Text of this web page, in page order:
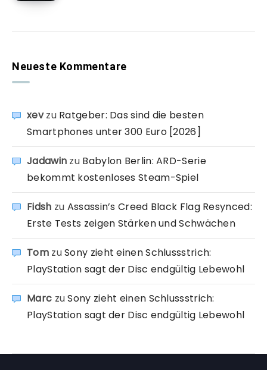
Neueste Kommentare
xevzu Ratgeber: Das sind die besten
Smartphones unter 300 Euro [2026]
Jadawin zu Babylon Berlin: ARD-Serie
bekommt kostenloses Steam-Spiel
Fidsh zu Assassin’s Creed Black Flag Resynced:
Erste Tests zeigen Stärken und Schwächen
TomzuSony zieht einen Schlussstrich:
PlayStation sagt der Disc endgültig Lebewohl
Marc zuSony zieht einen Schlussstrich:
PlayStation sagt der Disc endgültig Lebewohl